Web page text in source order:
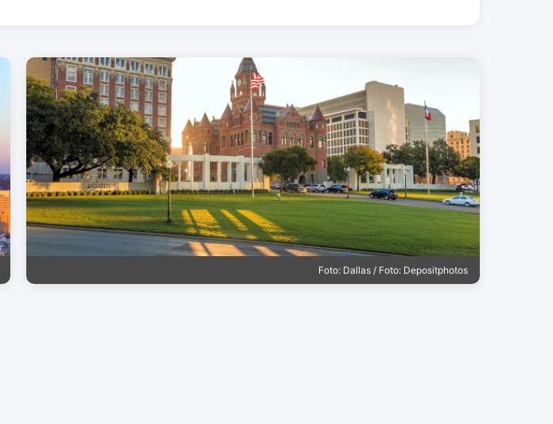
Foto: Dallas / Foto: Depositphotos